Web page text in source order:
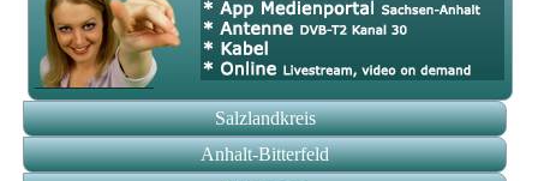
Salzlandkreis
Anhalt-Bitterfeld